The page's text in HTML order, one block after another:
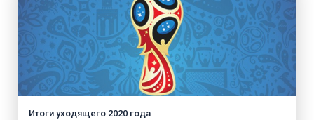
Итоги уходящего 2020 года